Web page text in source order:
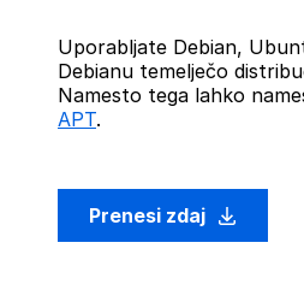
Uporabljate Debian,
Debianu temelječo
Namesto tega lahko
APT.
Prenesi zdaj